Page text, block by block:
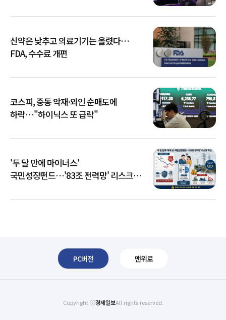
신약은 낮추고 의료기기는 올렸다…
FDA, 수수료 개편
코스피, 중동 악재·외인 순매도에
하락…"하이닉스 또 급락"
'두 달 만에 마이너스'
국민성장펀드…'83조 전력망' 리스크
PC버전 맨위로
Copyright ⓒ경제일보All rights reserved.